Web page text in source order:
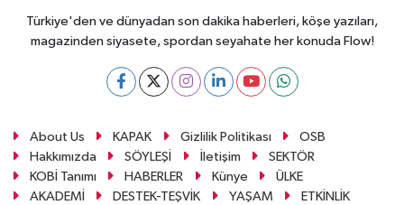
Türkiye'den ve dünyadan son dakika haberleri, köşe yazıları,
magazinden siyasete, spordan seyahate her konuda Flow!
About Us KAPAK Gizlilik Politikası
OSB
Hakkımızda
SÖYLEŞİ İletişim
SEKTÖR
KOBİ Tanımı
HABERLER Künye
ÜLKE
AKADEMİ
DESTEK-TEŞVİK YAŞAM ETKİNLİK